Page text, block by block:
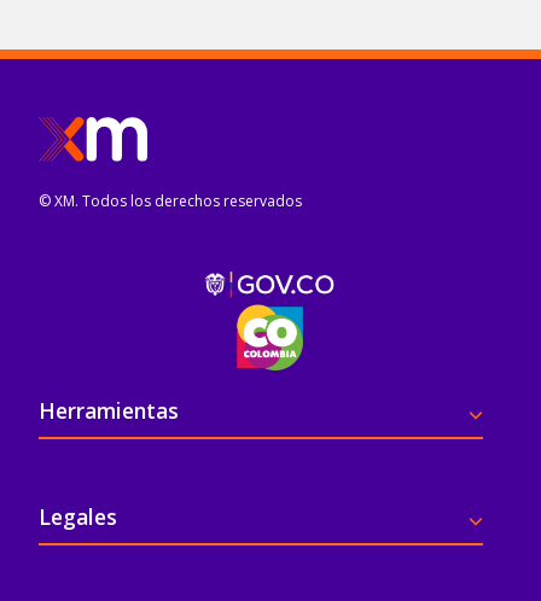
© XM. Todos los derechos reservados
Pie de página
Herramientas
Legales